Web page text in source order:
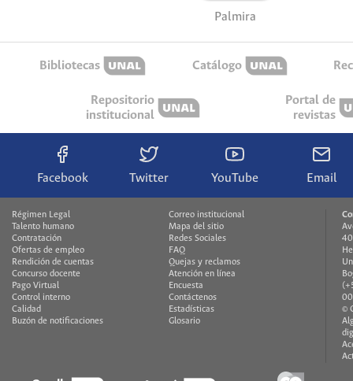
Palmira
Bibliotecas Catálogo
Repositorio
institucional
Portal de
revistas
Facebook Twitter YouTube Email
Régimen Legal
Talento humano
Contratación
Ofertas de empleo
Rendición de cuentas
Concurso docente
Pago Virtual
Control interno
Calidad
Buzón de notificaciones
Correo institucional
Mapa del sitio
Redes Sociales
FAQ
Quejas y reclamos
Atención en línea
Encuesta
Contáctenos
Estadísticas
Glosario
©